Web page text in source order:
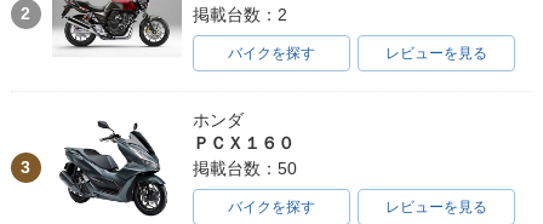
2
掲載台数：2
バイクを探す レビューを見る
3
ホンダ
ＰＣＸ１６０
掲載台数：50
バイクを探す レビューを見る